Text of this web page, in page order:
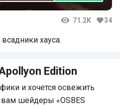
71.2K 34
хауса.
Edition
и хочется освежить
шейдеры «OSBES